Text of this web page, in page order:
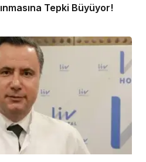
Tepki Büyüyor!